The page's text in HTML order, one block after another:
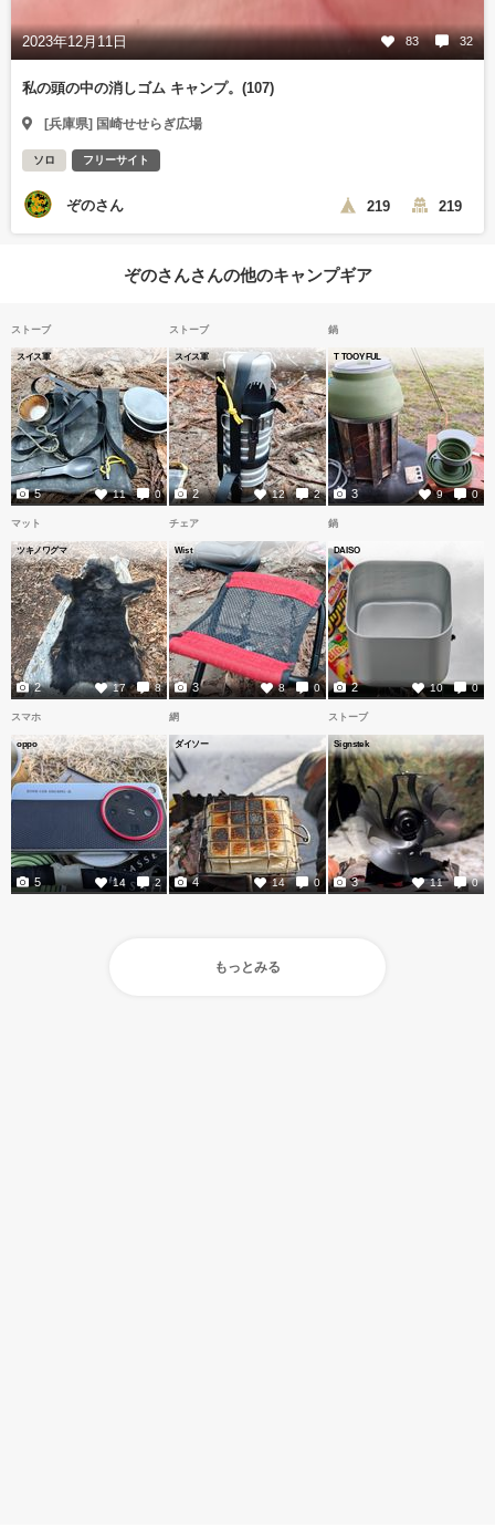
2023年12月11日 83 32
私の頭の中の消しゴム キャンプ。(107)
[兵庫県] 国崎せせらぎ広場
ソロ フリーサイト
ぞのさん 219 219
ぞのさんさんの他のキャンプギア
ストーブ
スイス軍
11 0
5
ストーブ
スイス軍
12 2
2
鍋
T TOOYFUL
9 0
3
マット
ツキノワグマ
17 8
2
チェア
Wist
8 0
3
鍋
DAISO
10 0
2
スマホ
oppo
14 2
5
網
ダイソー
14 0
4
ストーブ
Signstek
11 0
3
もっとみる